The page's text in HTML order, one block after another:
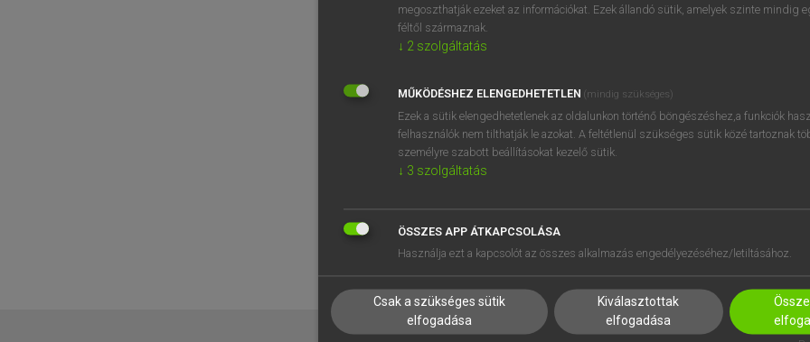
REGISZTRÁCIÓ
megoszthatják ezeket az információkat. Ezek állandó sütik, amelyek szinte mindig
féltől származnak.
↓ 2 szolgáltatás
MŰKÖDÉSHEZ ELENGEDHETETLEN (mindig szükséges)
Ezek a sütik elengedhetetlenek az oldalunkon történő böngészéshez,a funkciók
felhasználók nem tilthatják le azokat. A feltétlenül szükséges sütik közé tartoznak
személyre szabott beállításokat kezelő sütik.
↓ 3 szolgáltatás
ÖSSZES APP ÁTKAPCSOLÁSA
Használja ezt a kapcsolót az összes alkalmazás engedélyezéséhez/letiltásához.
Csak a szükséges sütik
elfogadása
Kiválasztottak
elfogadása